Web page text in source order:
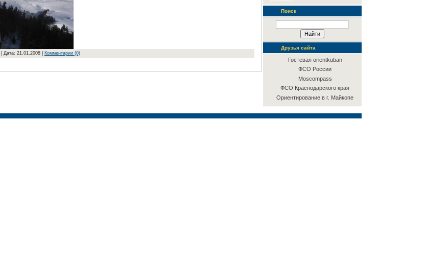
Дата: 21.01.2008 Комментарии (0)
Поиск
Друзья сайта
Гостевая orientkuban
ФСО России
Moscompass
ФСО Краснодарского края
Ориентирование в г. Майкопе